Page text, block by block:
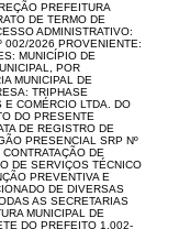
PREFEITURA
DE TERMO DE
ADMINISTRATIVO:
002/2026 PROVENIENTE:
MUNICÍPIO DE
POR
MUNICIPAL DE
TRIPHASE
E COMÉRCIO LTDA. DO
DO PRESENTE
DE REGISTRO DE
PRESENCIAL SRP Nº
DE
DE SERVIÇOS TÉCNICO
PREVENTIVA E
DE DIVERSAS
AS SECRETARIAS
MUNICIPAL DE
DO PREFEITO 1.002-